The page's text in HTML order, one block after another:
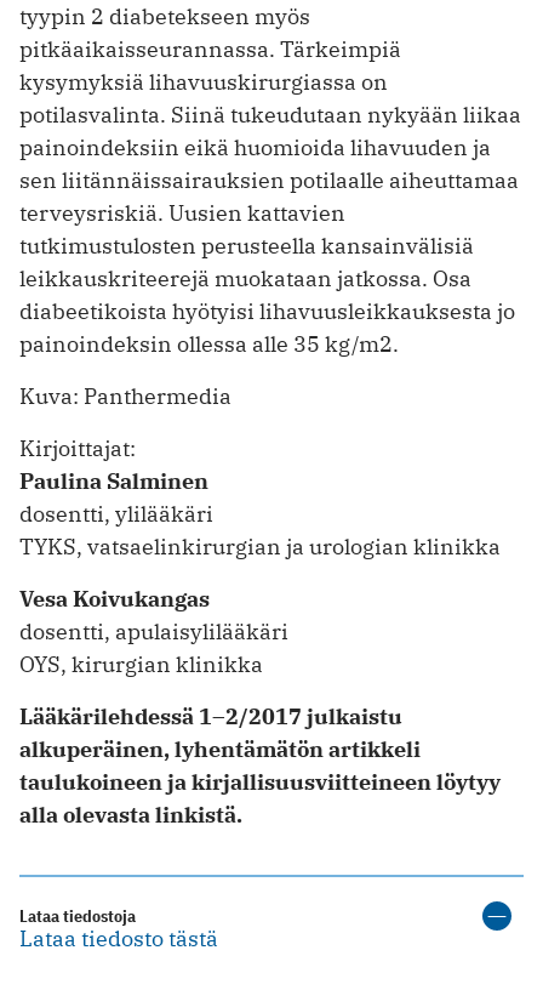
tyypin 2 diabetekseen myös
pitkäaikaisseurannassa. Tärkeimpiä
kysymyksiä lihavuuskirurgiassa on
potilasvalinta. Siinä tukeudutaan nykyään liikaa
painoindeksiin eikä huomioida lihavuuden ja
sen liitännäissairauksien potilaalle aiheuttamaa
terveysriskiä. Uusien kattavien
tutkimustulosten perusteella kansainvälisiä
leikkauskriteerejä muokataan jatkossa. Osa
diabeetikoista hyötyisi lihavuusleikkauksesta jo
painoindeksin ollessa alle 35 kg/m2.
Kuva: Panthermedia
Kirjoittajat:
Paulina Salminen
dosentti, ylilääkäri
TYKS, vatsaelinkirurgian ja urologian klinikka
Vesa Koivukangas
dosentti, apulaisylilääkäri
OYS, kirurgian klinikka
Lääkärilehdessä 1–2/2017 julkaistu
alkuperäinen, lyhentämätön artikkeli
taulukoineen ja kirjallisuusviitteineen löytyy
alla olevasta linkistä.
Lataa tiedostoja
Lataa tiedosto tästä